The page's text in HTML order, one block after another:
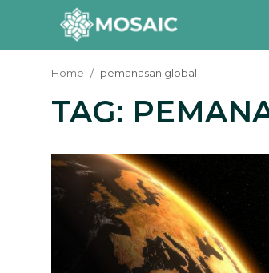
Contact
Home pemanasan global
TAG: